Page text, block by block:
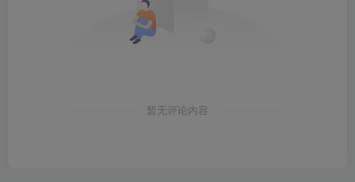
暂无评论内容